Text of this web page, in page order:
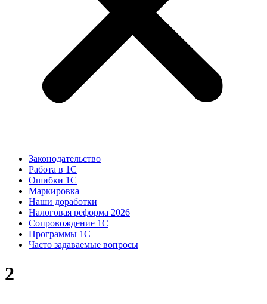
Законодательство
Работа в 1С
Ошибки 1С
Маркировка
Наши доработки
Налоговая реформа 2026
Сопровождение 1С
Программы 1С
Часто задаваемые вопросы
2